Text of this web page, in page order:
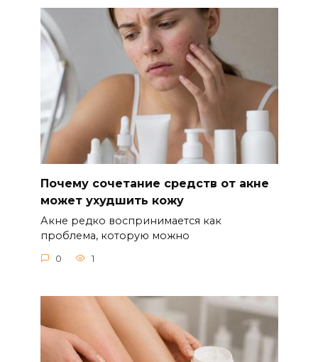
Почему сочетание средств от акне
может ухудшить кожу
Акне редко воспринимается как
проблема, которую можно
0 1